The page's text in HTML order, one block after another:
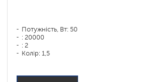
Потужність, Вт: 50
: 20000
: 2
Колір: 1,5
Бічні щітки: 1